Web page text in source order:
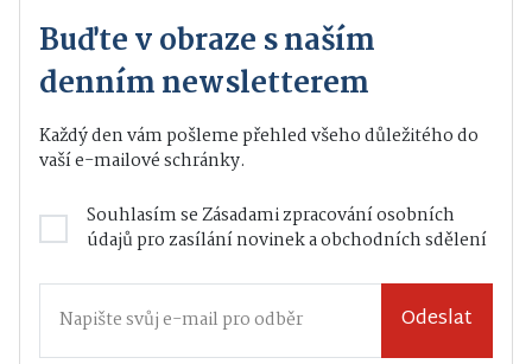
Buďte v obraze s naším
denním newsletterem
Každý den vám pošleme přehled všeho důležitého do
vaší e-mailové schránky.
Souhlasím seZásadami zpracování osobních
údajůpro zasílání novinek a obchodních sdělení
Odeslat